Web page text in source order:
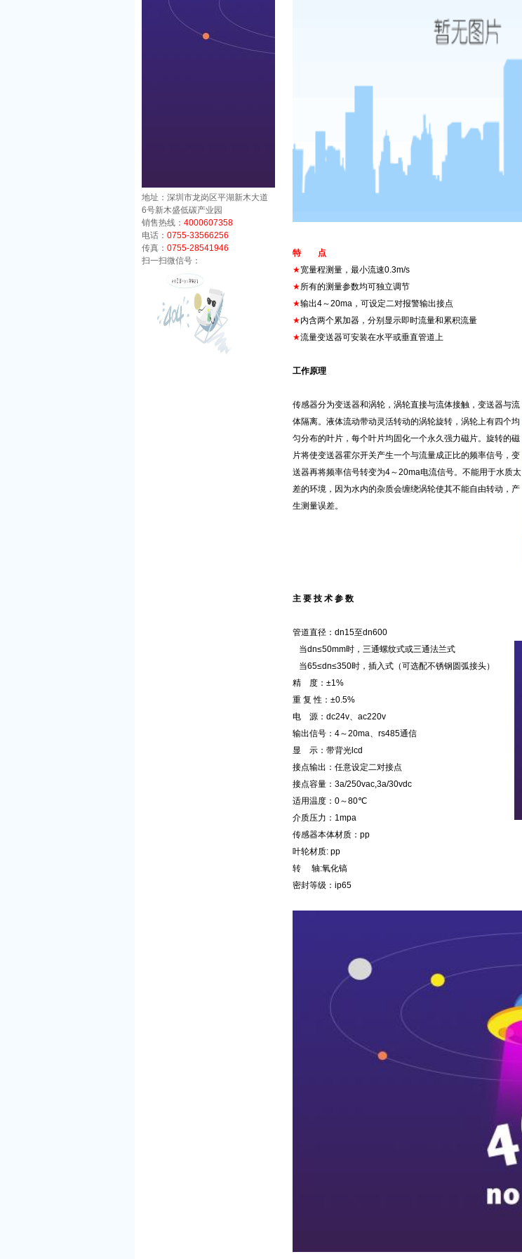
地址：深圳市龙岗区平湖新木大道
6号新木盛低碳产业园
销售热线： 4000607358
电话： 0755-33566256
传真： 0755-28541946
扫一扫微信号：
特 点
★宽量程测量，最小流速0.3m/s
★所有的测量参数均可独立调节
★输出4～20ma，可设定二对报警输出接点
★内含两个累加器，分别显示即时流量和累积流量
★流量变送器可安装在水平或垂直管道上
工作原理
传感器分为变送器和涡轮，涡轮直接与流体接触，变送器与流
体隔离。液体流动带动灵活转动的涡轮旋转，涡轮上有四个均
匀分布的叶片，每个叶片均固化一个永久强力磁片。旋转的磁
片将使变送器霍尔开关产生一个与流量成正比的频率信号，变
送器再将频率信号转变为4～20ma电流信号。不能用于水质太
差的环境，因为水内的杂质会缠绕涡轮使其不能自由转动，产
生测量误差。
主 要 技 术 参 数
管道直径：dn15至dn600
当dn≤50mm时，三通螺纹式或三通法兰式
当65≤dn≤350时，插入式（可选配不锈钢圆弧接头）
精 度：±1%
重 复 性：±0.5%
电 源：dc24v、ac220v
输出信号：4～20ma、rs485通信
显 示：带背光lcd
接点输出：任意设定二对接点
接点容量：3a/250vac,3a/30vdc
适用温度：0～80℃
介质压力：1mpa
传感器本体材质：pp
叶轮材质: pp
转 轴:氧化镐
密封等级：ip65